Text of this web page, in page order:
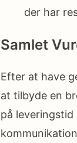
der har
Samlet
Efter at have
at tilbyde en
på